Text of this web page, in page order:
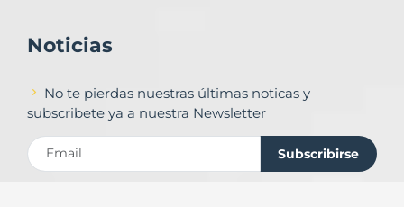
Noticias
No te pierdas nuestras últimas noticas y
subscribete ya a nuestra Newsletter
Subscribirse